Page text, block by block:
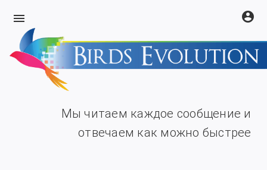
menu account_circle
Мы читаем каждое сообщение и
отвечаем как можно быстрее